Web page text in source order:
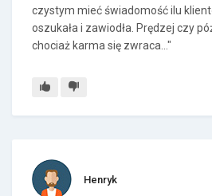
czystym mieć świadomość ilu
oszukała i zawiodła. Prędzej czy
chociaż karma się zwraca..."
Henryk